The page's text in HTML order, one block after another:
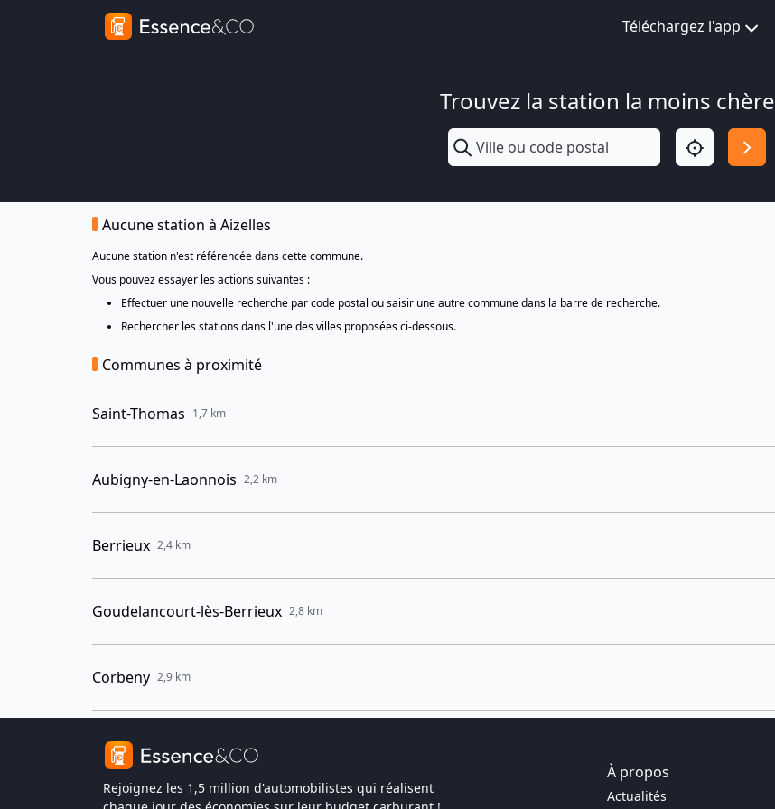
Téléchargez l'app
Trouvez la station la moins chère
Aucune station à Aizelles
Aucune station n'est référencée dans cette commune.
Vous pouvez essayer les actions suivantes :
Effectuer une nouvelle recherche par code postal ou saisir une autre commune dans la barre de recherche.
Rechercher les stations dans l'une des villes proposées ci-dessous.
Communes à proximité
Saint-Thomas 1,7 km
Aubigny-en-Laonnois 2,2 km
Berrieux 2,4 km
Goudelancourt-lès-Berrieux 2,8 km
Corbeny 2,9 km
Rejoignez les 1,5 million d'automobilistes qui réalisent
À propos
Actualités